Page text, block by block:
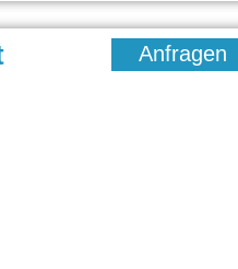
Anfragen